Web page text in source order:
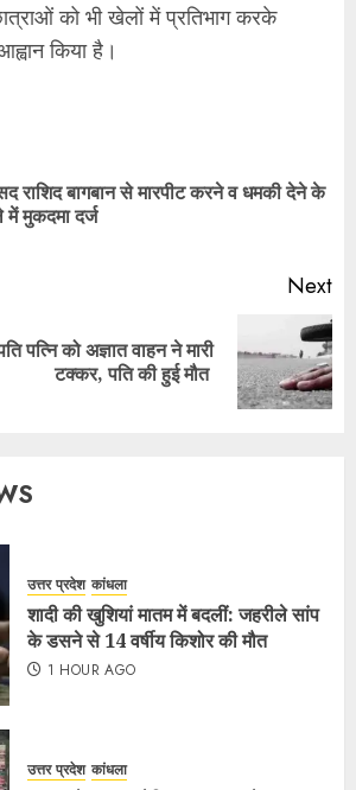
को भी खेलों में प्रतिभाग करके
किया है।
राशिद बागबान से मारपीट करने व धमकी देने के
में मुकदमा दर्ज
Next
पत्नि को अज्ञात वाहन ने मारी
टक्कर, पति की हुई मौत
उत्तर प्रदेश कांधला
शादी की खुशियां मातम में बदलीं: जहरीले सांप
के डसने से 14 वर्षीय किशोर की मौत
1 HOUR AGO
उत्तर प्रदेश कांधला